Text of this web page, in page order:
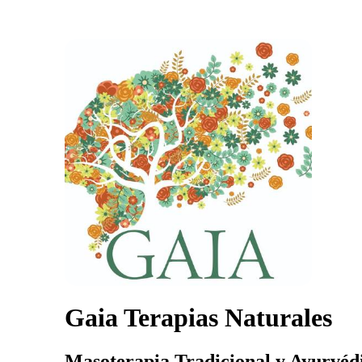
Gaia Terapias Naturales